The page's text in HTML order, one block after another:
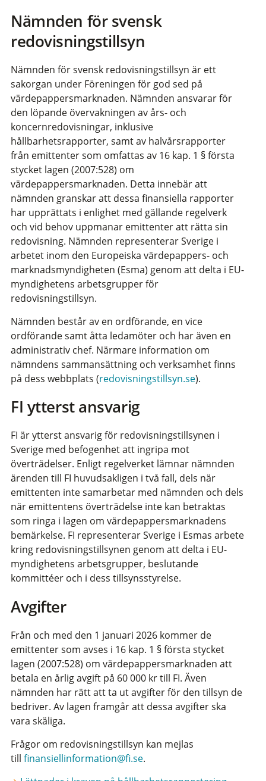
Nämnden för svensk
redovisningstillsyn
Nämnden för svensk redovisningstillsyn är ett
sakorgan under Föreningen för god sed på
värdepappersmarknaden. Nämnden ansvarar för
den löpande övervakningen av års- och
koncernredovisningar, inklusive
hållbarhetsrapporter, samt av halvårsrapporter
från emittenter som omfattas av 16 kap. 1 § första
stycket lagen (2007:528) om
värdepappersmarknaden. Detta innebär att
nämnden granskar att dessa finansiella rapporter
har upprättats i enlighet med gällande regelverk
och vid behov uppmanar emittenter att rätta sin
redovisning. Nämnden representerar Sverige i
arbetet inom den Europeiska värdepappers- och
marknadsmyndigheten (Esma) genom att delta i EU-
myndighetens arbetsgrupper för
redovisningstillsyn.
Nämnden består av en ordförande, en vice
ordförande samt åtta ledamöter och har även en
administrativ chef. Närmare information om
nämndens sammansättning och verksamhet finns
på dess webbplats (redovisningstillsyn.se).
FI ytterst ansvarig
FI är ytterst ansvarig för redovisningstillsynen i
Sverige med befogenhet att ingripa mot
överträdelser. Enligt regelverket lämnar nämnden
ärenden till FI huvudsakligen i två fall, dels när
emittenten inte samarbetar med nämnden och dels
när emittentens överträdelse inte kan betraktas
som ringa i lagen om värdepappersmarknadens
bemärkelse. FI representerar Sverige i Esmas arbete
kring redovisningstillsynen genom att delta i EU-
myndighetens arbetsgrupper, beslutande
kommittéer och i dess tillsynsstyrelse.
Avgifter
Från och med den 1 januari 2026 kommer de
emittenter som avses i 16 kap. 1 § första stycket
lagen (2007:528) om värdepappersmarknaden att
betala en årlig avgift på 60 000 kr till FI. Även
nämnden har rätt att ta ut avgifter för den tillsyn de
bedriver. Av lagen framgår att dessa avgifter ska
vara skäliga.
Frågor om redovisningstillsyn kan mejlas
till finansiellinformation@fi.se.